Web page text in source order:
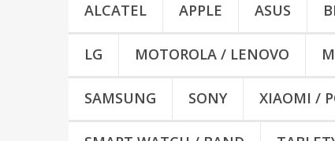
ALCATEL APPLE ASUS
LG MOTOROLA / LENOVO
SAMSUNG SONY XIAOMI /